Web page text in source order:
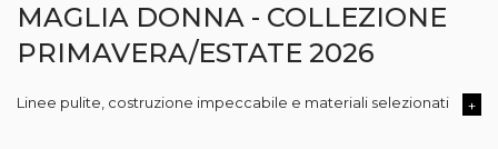
MAGLIA DONNA - COLLEZIONE
PRIMAVERA/ESTATE 2026
Linee pulite, costruzione impeccabile e materiali selezionati
+